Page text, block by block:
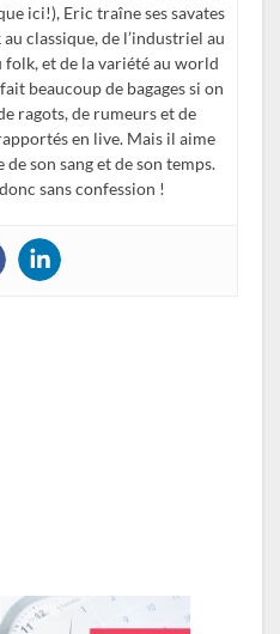
ici!), Eric traîne ses savates
classique, de l’industriel au
folk, et de la variété au world
beaucoup de bagages si on
ragots, de rumeurs et de
en live. Mais il aime
son sang et de son temps.
sans confession !